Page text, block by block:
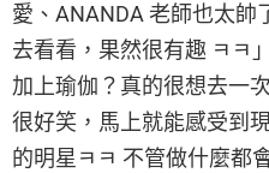
愛、ANANDA 老師也太帥
去看看，果然很有趣 ㅋㅋ
加上瑜伽？真的很想去一
很好笑，馬上就能感受到
的明星ㅋㅋ 不管做什麼都